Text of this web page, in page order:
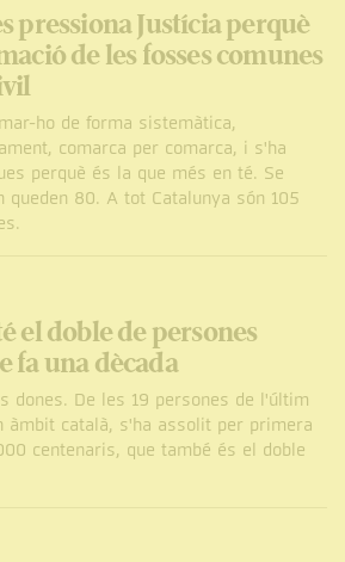
pressiona Justícia perquè
de les fosses comunes
ho de forma sistemàtica,
comarca per comarca, i s'ha
perquè és la que més en té. Se
queden 80. A tot Catalunya són 105
el doble de persones
fa una dècada
dones. De les 19 persones de l'últim
àmbit català, s'ha assolit per primera
centenaris, que també és el doble